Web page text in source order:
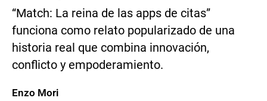
“Match: La reina de las apps de citas”
funciona como relato popularizado de una
historia real que combina innovación,
conflicto y empoderamiento.
Enzo Mori